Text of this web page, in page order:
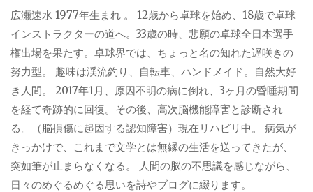
広瀬速水 1977年生まれ 。 12歳から卓球を始め、18歳で卓球
インストラクターの道へ。33歳の時、悲願の卓球全日本選手
権出場を果たす。卓球界では、ちょっと名の知れた遅咲きの
努力型。 趣味は渓流釣り、自転車、ハンドメイド。自然大好
き人間。 2017年1月、原因不明の病に倒れ、3ヶ月の昏睡期間
を経て奇跡的に回復。その後、高次脳機能障害と診断され
る。（脳損傷に起因する認知障害）現在リハビリ中。 病気が
きっかけで、これまで文学とは無縁の生活を送ってきたが、
突如筆が止まらなくなる。 人間の脳の不思議を感じながら、
日々のめぐるめぐる思いを詩やブログに綴ります。